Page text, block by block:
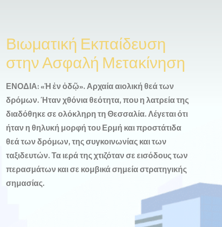
Βιωματική Εκπαίδευση
στην Ασφαλή Μετακίνηση
ΕΝΟΔΙΑ: «Ἡ ἐν ὁδῷ». Αρχαία αιολική θεά των
δρόμων. Ήταν χθόνια θεότητα, που η λατρεία της
διαδόθηκε σε ολόκληρη τη Θεσσαλία. Λέγεται ότι
ήταν η θηλυκή μορφή του Ερμή και προστάτιδα
θεά των δρόμων, της συγκοινωνίας και των
ταξιδευτών. Τα ιερά της χτιζόταν σε εισόδους των
περασμάτων και σε κομβικά σημεία στρατηγικής
σημασίας.